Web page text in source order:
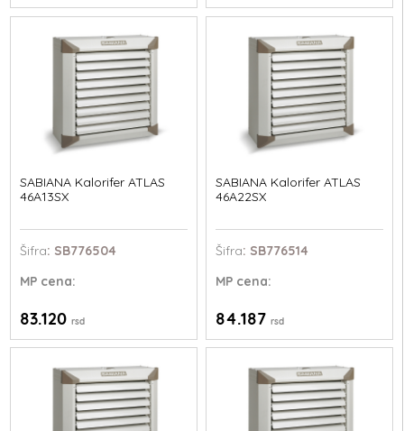
SABIANA Kalorifer ATLAS
46A13SX
Šifra: SB776504
MP cena:
83.120rsd
SABIANA Kalorifer ATLAS
46A22SX
Šifra: SB776514
MPcena:
84.187 rsd